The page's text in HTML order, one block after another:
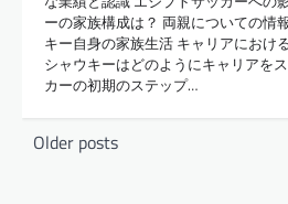
ーの家族構成は？ 両親についての情
キー自身の家族生活 キャリアにおけ
シャウキーはどのようにキャリアを
カーの初期のステップ…
Posts
Older posts